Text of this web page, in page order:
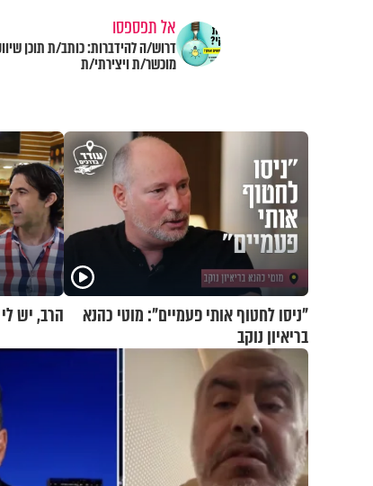
אל תפספסו
דרוש/ה להידברות: כותב/ת תוכן
מוכשר/ת ויצירתי/ת
"ניסו לחטוף אותי פעמיים": מוטי כהנא
בריאיון נוקב
הרב, יש